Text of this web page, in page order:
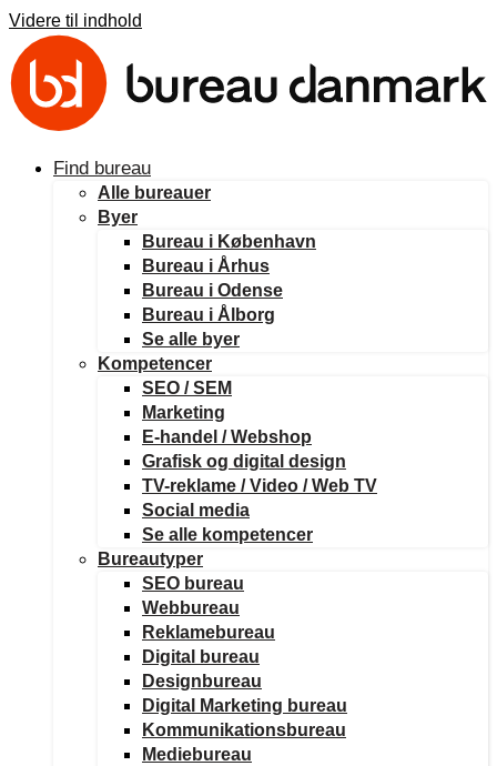
Videre til indhold
Find bureau
Alle bureauer
Byer
Bureau i København
Bureau i Århus
Bureau i Odense
Bureau i Ålborg
Se alle byer
Kompetencer
SEO / SEM
Marketing
E-handel / Webshop
Grafisk og digital design
TV-reklame / Video / Web TV
Social media
Se alle kompetencer
Bureautyper
SEO bureau
Webbureau
Reklamebureau
Digital bureau
Designbureau
Digital Marketing bureau
Kommunikationsbureau
Mediebureau